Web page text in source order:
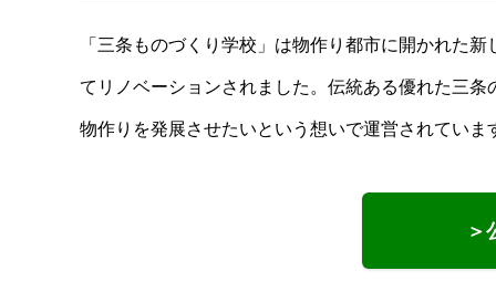
「三条ものづくり学校」は物作り都市に開かれた
てリノベーションされました。伝統ある優れた三
物作りを発展させたいという想いで運営されていま
＞